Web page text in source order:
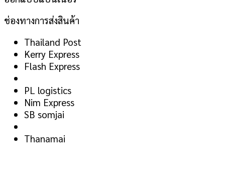
ช่องทางการส่งสินค้า
Thailand Post
Kerry Express
Flash Express
PL logistics
Nim Express
SB somjai
Thanamai